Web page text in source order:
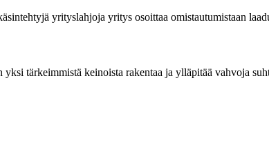
yrityslahjoja yritys osoittaa omistautumistaan
yksi tärkeimmistä keinoista rakentaa ja ylläpitää vahvoja